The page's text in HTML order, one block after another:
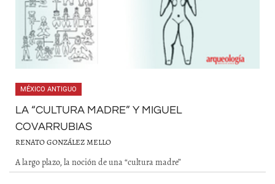
MÉXICO ANTIGUO
LA “CULTURA MADRE” Y MIGUEL
COVARRUBIAS
RENATO GONZÁLEZ MELLO
A largo plazo, la noción de una “cultura madre”